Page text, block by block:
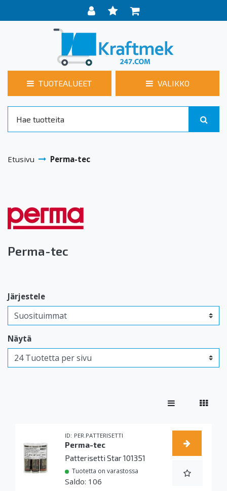
TUOTEALUEET VALIKKO
Etusivu Perma-tec
Perma-tec
Järjestele
Näytä
PER.PATTERISETTI
Perma-tec
Patterisetti Star 101351
Tuotetta on varastossa
106